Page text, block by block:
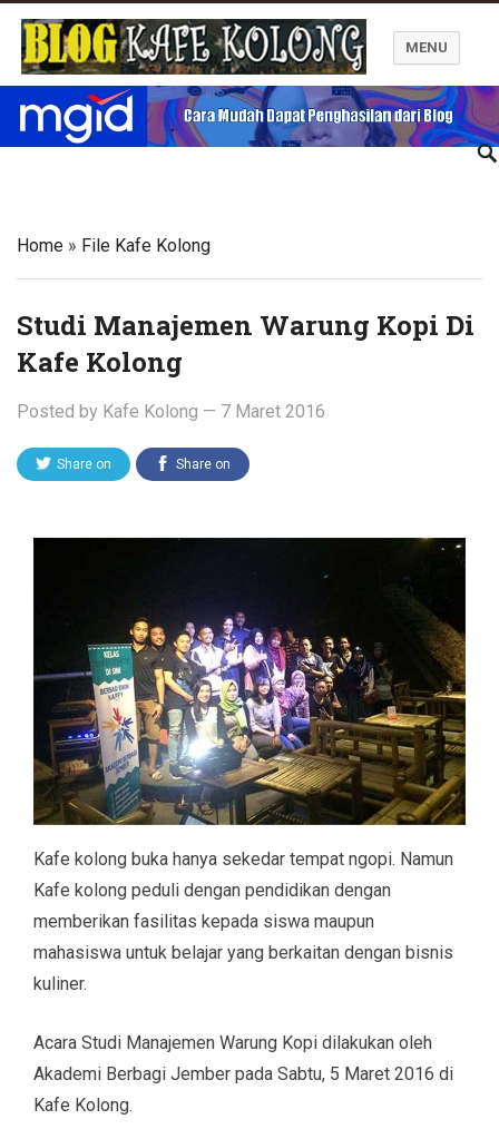
Blog Kafe Kolong
MENU
Home » File Kafe Kolong
Studi Manajemen Warung Kopi Di
Kafe Kolong
Posted by Kafe Kolong — 7 Maret 2016
Share on Share on
Kafe kolong buka hanya sekedar tempat ngopi. Namun
Kafe kolong peduli dengan pendidikan dengan
memberikan fasilitas kepada siswa maupun
mahasiswa untuk belajar yang berkaitan dengan bisnis
kuliner.
Acara Studi Manajemen Warung Kopi dilakukan oleh
Akademi Berbagi Jember pada Sabtu, 5 Maret 2016 di
Kafe Kolong.